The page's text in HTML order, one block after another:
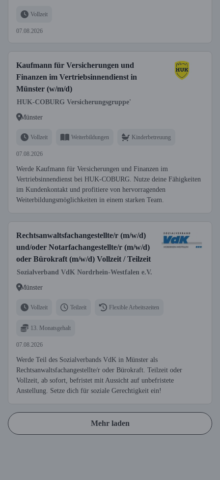
Vollzeit
07.08.2026
Kaufmann für Versicherungen und
Finanzen im Vertriebsinnendienst in
Münster (w/m/d)
HUK-COBURG Versicherungsgruppe'
Münster
Vollzeit Weiterbildungen Kinderbetreuung
07.08.2026
Werde Kaufmann für Versicherungen und Finanzen im
Vertriebsinnendienst bei HUK-COBURG. Nutze deine Fähigkeiten
im Kundenkontakt und profitiere von hervorragenden
Weiterbildungsmöglichkeiten in einem starken Team.
Rechtsanwaltsfachangestellte/r (m/w/d)
und/oder Notarfachangestellte/r (m/w/d)
oder Bürokraft (m/w/d) Vollzeit / Teilzeit
Sozialverband VdK Nordrhein-Westfalen e.V.
Münster
Vollzeit Teilzeit Flexible Arbeitszeiten
13. Monatsgehalt
07.08.2026
Werde Teil des Sozialverbands VdK in Münster als
Rechtsanwaltsfachangestellte/r oder Bürokraft. Teilzeit oder
Vollzeit, ab sofort, befristet mit Aussicht auf unbefristete
Anstellung. Setze dich für soziale Gerechtigkeit ein!
Mehr laden